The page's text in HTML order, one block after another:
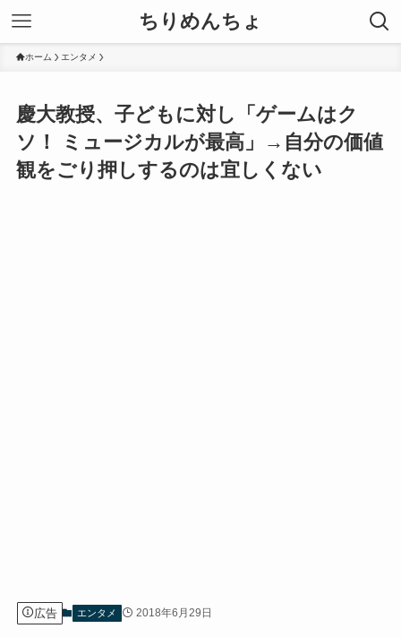
ちりめんちょ
ホーム エンタメ
慶大教授、子どもに対し「ゲームはク
ソ！ ミュージカルが最高」→自分の価値
観をごり押しするのは宜しくない
広告 エンタメ 2018年6月29日